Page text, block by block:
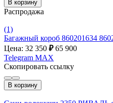
В корзину
Распродажа
(1)
Багажный короб 860201634
Цена: 32 350 ₽ 65 900
Telegram MAX
Скопировать ссылку
В корзину